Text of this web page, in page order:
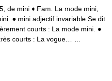
de mini ♦ Fam. La mode mini,
● mini adjectif invariable Se dit
courts : La mode mini. ●
courts : La vogue… …